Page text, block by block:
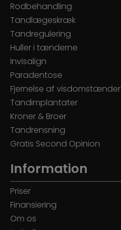
Rodbehandling
Tandlægeskræk
Tandregulering
Huller i tænderne
Invisalign
Paradentose
Fjernelse af visdomstænder
Tandimplantater
Kroner & Broer
Tandrensning
Gratis Second Opinion
Information
Priser
Finansiering
Om os